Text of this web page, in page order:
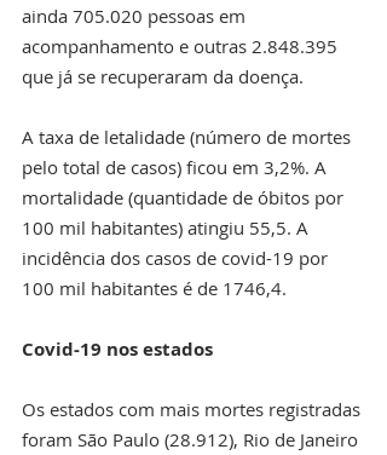
ainda 705.020 pessoas em
acompanhamento e outras 2.848.395
que já se recuperaram da doença.
A taxa de letalidade (número de mortes
pelo total de casos) ficou em 3,2%. A
mortalidade (quantidade de óbitos por
100 mil habitantes) atingiu 55,5. A
incidência dos casos de covid-19 por
100 mil habitantes é de 1746,4.
Covid-19 nos estados
Os estados com mais mortes registradas
foram São Paulo (28.912), Rio de Janeiro